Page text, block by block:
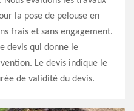
la pose de pelouse en
frais et sans engagement.
devis qui donne le
Le devis indique le
de validité du devis.